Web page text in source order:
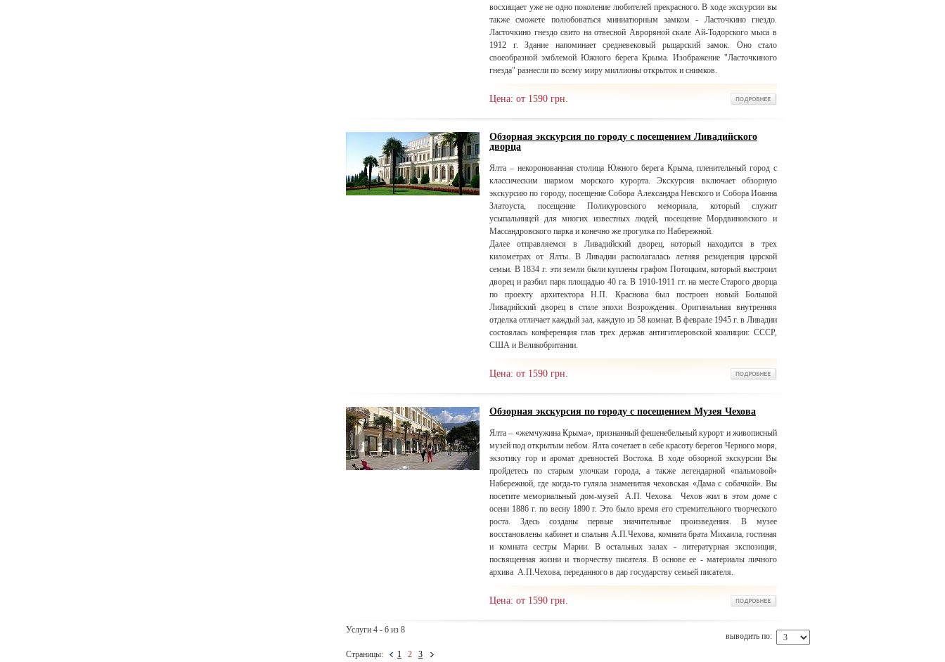
восхищает уже не одно поколение любителей прекрасного. В ходе экскурсии вы
также сможете полюбоваться миниатюрным замком - Ласточкино гнездо.
Ласточкино гнездо свито на отвесной Авроряной скале Ай-Тодорского мыса в
1912 г. Здание напоминает средневековый рыцарский замок. Оно стало
своеобразной эмблемой Южного берега Крыма. Изображение "Ласточкиного
гнезда" разнесли по всему миру миллионы открыток и снимков.
Цена: от 1590 грн.
Обзорная экскурсия по городу с посещением Ливадийского
дворца
Ялта – некоронованная столица Южного берега Крыма, пленительный город с
классическим шармом морского курорта. Экскурсия включает обзорную
экскурсию по городу, посещение Собора Александра Невского и Собора Иоанна
Златоуста, посещение Поликуровского мемориала, который служит
усыпальницей для многих известных людей, посещение Мордвиновского и
Массандровского парка и конечно же прогулка по Набережной.
Далее отправляемся в Ливадийский дворец, который находится в трех
километрах от Ялты. В Ливадии располагалась летняя резиденция царской
семьи. В 1834 г. эти земли были куплены графом Потоцким, который выстроил
дворец и разбил парк площадью 40 га. В 1910-1911 гг. на месте Старого дворца
по проекту архитектора Н.П. Краснова был построен новый Большой
Ливадийский дворец в стиле эпохи Возрождения. Оригинальная внутренняя
отделка отличает каждый зал, каждую из 58 комнат. В феврале 1945 г. в Ливадии
состоялась конференция глав трех держав антигитлеровской коалиции: СССР,
США и Великобритании.
Цена: от 1590 грн.
Обзорная экскурсия по городу с посещением Музея Чехова
Ялта – «жемчужина Крыма», признанный фешенебельный курорт и живописный
музей под открытым небом. Ялта сочетает в себе красоту берегов Черного моря,
экзотику гор и аромат древностей Востока. В ходе обзорной экскурсии Вы
пройдетесь по старым улочкам города, а также легендарной «пальмовой»
Набережной, где когда-то гуляла знаменитая чеховская «Дама с собачкой». Вы
посетите мемориальный дом-музей А.П. Чехова. Чехов жил в этом доме с
осени 1886 г. по весну 1890 г. Это было время его стремительного творческого
роста. Здесь созданы первые значительные произведения. В музее
восстановлены кабинет и спальня А.П.Чехова, комната брата Михаила, гостиная
и комната сестры Марии. В остальных залах - литературная экспозиция,
посвященная жизни и творчеству писателя. В основе ее - материалы личного
архива А.П.Чехова, переданного в дар государству семьей писателя.
Цена: от 1590 грн.
Услуги 4 - 6 из 8
Страницы: 1 2 3
выводить по: